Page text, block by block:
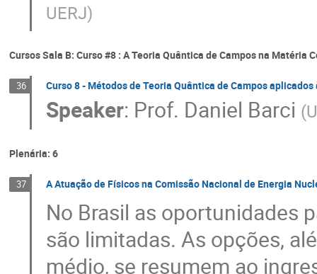
UERJ)
Cursos Sala B: Curso #8 : A Teoria Quântica de Campos na Matéria
36 Curso 8 - Métodos de Teoria Quântica de Campos
Speaker: Prof. Daniel Barci (
Plenária: 6
37 A Atuação de Físicos na Comissão Nacional de Energia
No Brasil as oportunidades
são limitadas. As opções,
médio, se resumem ao